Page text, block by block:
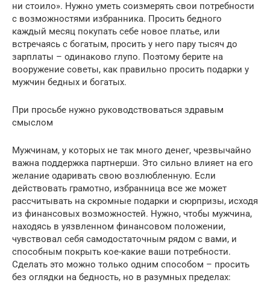
ни стоило». Нужно уметь соизмерять свои потребности
с возможностями избранника. Просить бедного
каждый месяц покупать себе новое платье, или
встречаясь с богатым, просить у него пару тысяч до
зарплаты – одинаково глупо. Поэтому берите на
вооружение советы, как правильно просить подарки у
мужчин бедных и богатых.
При просьбе нужно руководствоваться здравым
смыслом
Мужчинам, у которых не так много денег, чрезвычайно
важна поддержка партнерши. Это сильно влияет на его
желание одаривать свою возлюбленную. Если
действовать грамотно, избранница все же может
рассчитывать на скромные подарки и сюрпризы, исходя
из финансовых возможностей. Нужно, чтобы мужчина,
находясь в уязвленном финансовом положении,
чувствовал себя самодостаточным рядом с вами, и
способным покрыть кое-какие ваши потребности.
Сделать это можно только одним способом – просить
без оглядки на бедность, но в разумных пределах: